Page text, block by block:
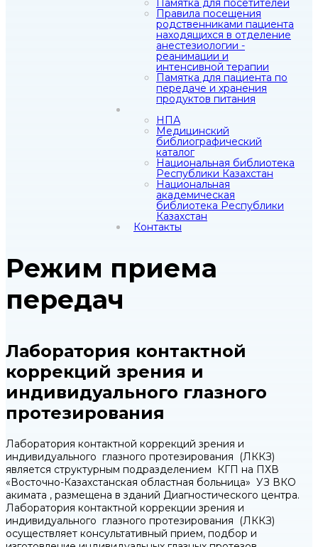
Памятка для посетителей
Правила посещения
родственниками пациента
находящихся в отделение
анестезиологии -
реанимации и
интенсивной терапии
Памятка для пациента по
передаче и хранения
продуктов питания
НПА
Медицинский
библиографический
каталог
Национальная библиотека
Республики Казахстан
Национальная
академическая
библиотека Республики
Казахстан
Контакты
Режим приема
передач
Лаборатория контактной
коррекций зрения и
индивидуального глазного
протезирования
Лаборатория контактной коррекций зрения и
индивидуального глазного протезирования (ЛККЗ)
является структурным подразделением КГП на ПХВ
«Восточно-Казахстанская областная больница» УЗ ВКО
акимата , размещена в зданий Диагностического центра.
Лаборатория контактной коррекции зрения и
индивидуального глазного протезирования (ЛККЗ)
осуществляет консультативный прием, подбор и